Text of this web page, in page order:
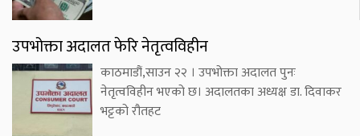
उपभोक्ता अदालत फेरि नेतृत्वविहीन
काठमाडौं,साउन २२ । उपभोक्ता अदालत पुनः
नेतृत्वविहीन भएको छ। अदालतका अध्यक्ष डा. दिवाकर
भट्टको रौतहट